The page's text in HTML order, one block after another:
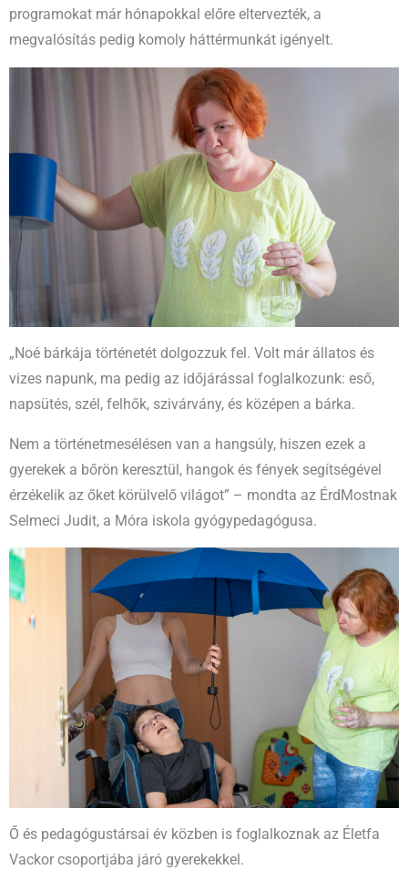
programokat már hónapokkal előre eltervezték, a
megvalósítás pedig komoly háttérmunkát igényelt.
„Noé bárkája történetét dolgozzuk fel. Volt már állatos és
vizes napunk, ma pedig az időjárással foglalkozunk: eső,
napsütés, szél, felhők, szivárvány, és középen a bárka.
Nem a történetmesélésen van a hangsúly, hiszen ezek a
gyerekek a bőrön keresztül, hangok és fények segítségével
érzékelik az őket körülvelő világot” – mondta az ÉrdMostnak
Selmeci Judit, a Móra iskola gyógypedagógusa.
Ő és pedagógustársai év közben is foglalkoznak az Életfa
Vackor csoportjába járó gyerekekkel.